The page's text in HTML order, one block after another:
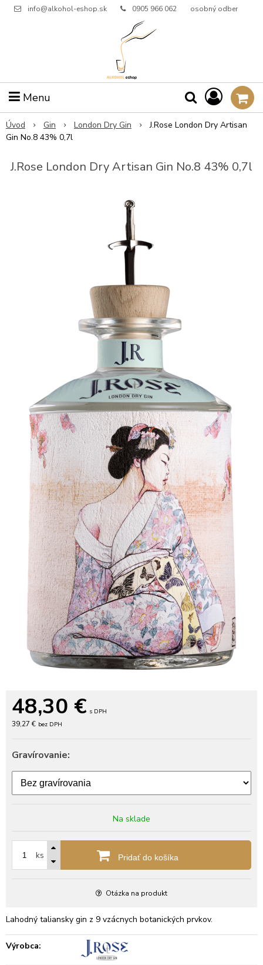
info@alkohol-eshop.sk 0905 966 062 osobný odber
Menu
Úvod Gin London Dry Gin
J.Rose London Dry Artisan
Gin No.8 43% 0,7l
J.Rose London Dry Artisan Gin No.8 43% 0,7l
48,30 € s DPH
39,27 € bez DPH
Gravírovanie:
Na sklade
ks Pridať do košíka
Otázka na produkt
Lahodný taliansky gin z 9 vzácnych botanických prvkov.
Výrobca: